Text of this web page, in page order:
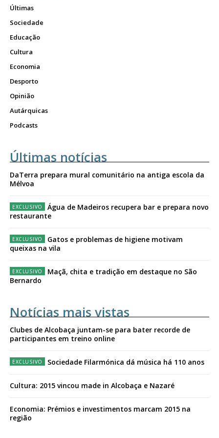
Últimas
Sociedade
Educação
Cultura
Economia
Desporto
Opinião
Autárquicas
Podcasts
Últimas notícias
DaTerra prepara mural comunitário na antiga escola da
Mélvoa
Água de Madeiros recupera bar e prepara novo
restaurante
Gatos e problemas de higiene motivam
queixas na vila
Maçã, chita e tradição em destaque no São
Bernardo
Notícias mais vistas
Clubes de Alcobaça juntam-se para bater recorde de
participantes em treino online
Sociedade Filarmónica dá música há 110 anos
Cultura: 2015 vincou made in Alcobaça e Nazaré
Economia: Prémios e investimentos marcam 2015 na
região